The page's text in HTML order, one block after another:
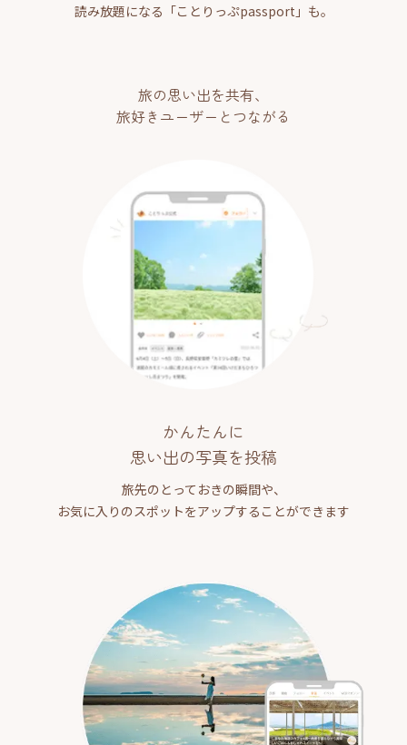
読み放題になる「ことりっぷpassport」も。
旅の思い出を共有、
旅好きユーザーとつながる
かんたんに
思い出の写真を投稿
旅先のとっておきの瞬間や、
お気に入りのスポットをアップすることができます